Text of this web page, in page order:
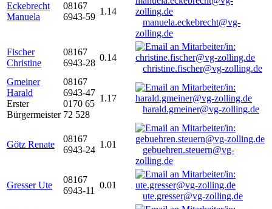
Eckebrecht
Manuela
08167
6943-59
1.14
manuela.eckebrecht@vg-
zolling.de
Fischer
Christine
08167
6943-28
0.14
christine.fischer@vg-zolling.de
Gmeiner
Harald
Erster
Bürgermeister
08167
6943-47
0170 65
72 528
1.17
harald.gmeiner@vg-zolling.de
Götz Renate
08167
6943-24
1.01
gebuehren.steuern@vg-
zolling.de
Gresser Ute
08167
6943-11
0.01
ute.gresser@vg-zolling.de